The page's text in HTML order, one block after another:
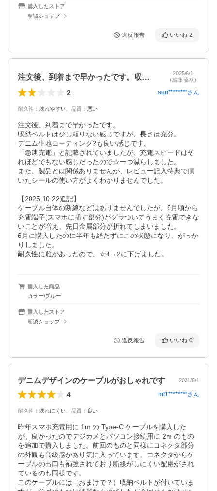
購入したストア
明誠ショップ
違反報告 いいね 2
注文後、到着まで早かったです。収納ベル…
2025/6/1
（編集済み）
2 aqu********さん
耐久性 ： 壊れやすい 品質 ： 悪い
注文後、到着まで早かったです。
収納ベルトは少し頼りない感じですが、長さは充分。
デニム生地コーティング?も良い感じです。
「急速充電」と記載されていましたが、充電スピードはそ
れほどでもない感じだったので☆一つ減らしました。
また、製品とは関係ありませんが、レビュー記入特典で頂
いたシールの使い方がよくわかりませんでした。
【2025.10.22追記】
ケーブル自体の断線などはありませんでしたが、9月頃から
充電端子(スマホに挿す部分)がグラついてうまく充電できな
いことが増え、先日金属部分が折れてしまいました。
6月に購入したのに半年も経たずにこの状態になり、がっか
りしました。
耐久性に難があったので、☆4→2に下げました。
購入した商品
カラー/ブルー
購入したストア
明誠ショップ
違反報告 いいね 0
デニムデザインのケーブルがおしゃれです 2021/6/1
4 mt1********さん
耐久性 ： 壊れにくい 品質 ： 良い
昨年スマホ充電用に 1m の Type-C ケーブルを購入した
が、良かったのでデジカメとパソコン接続用に 2m のもの
を追加で購入しました。前回のものと同様にコネクタ部分
の外観も高級感があり気に入っています。コネクタからケ
ーブルの出口も補強されており断線がしにくい配慮がされ
ているのも同様です。
このケーブルには（おまけで？）収納ベルトが付いていま